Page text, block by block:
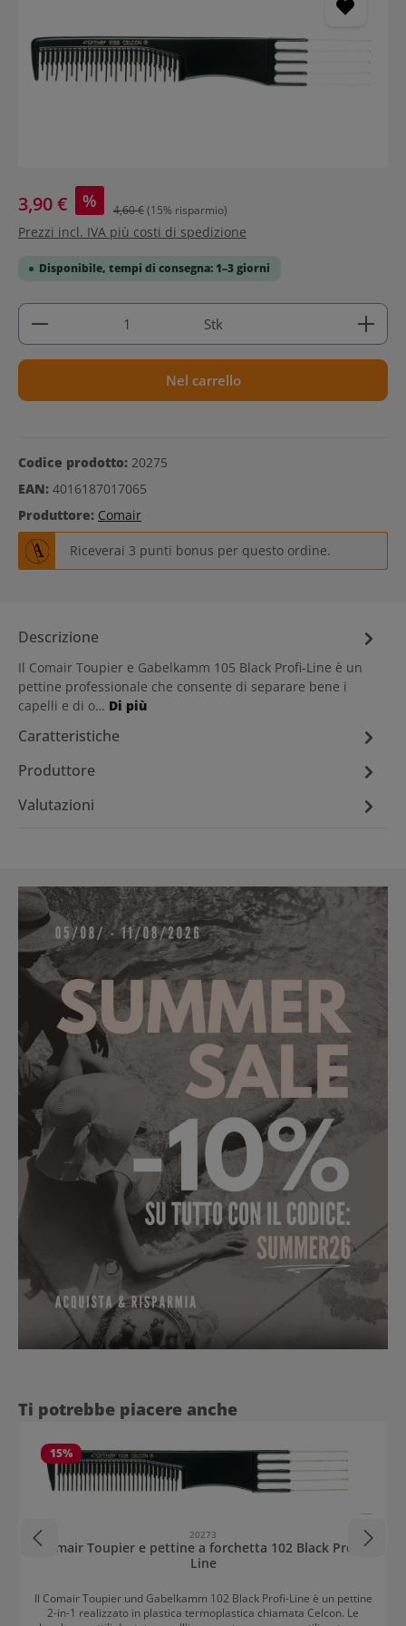
3,90 € % 4,60 €(15% risparmio)
Prezzi incl. IVA più costi di spedizione
Disponibile, tempi di consegna: 1–3 giorni
Quantità del prodotto: inserisci la quantità
Stk
Nel carrello
Codice prodotto: 20275
EAN: 4016187017065
Produttore: Comair
Riceverai 3 punti bonus per questo ordine.
Descrizione
Il Comair Toupier e Gabelkamm 105 Black Profi-Line è un
pettine professionale che consente di separare bene i
capelli e di o… Di più
Caratteristiche
Produttore
Valutazioni
Salta la galleria dei prodotti
Ti potrebbe piacere anche
15%
20273
Comair Toupier e pettine a forchetta 102 Black Profi-
Line
Il Comair Toupier und Gabelkamm 102 Black Profi-Line è un pettine
2-in-1 realizzato in plastica termoplastica chiamata Celcon. Le